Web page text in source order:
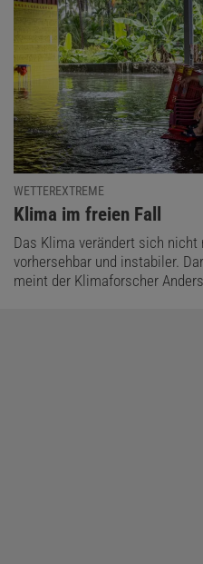
WETTEREXTREME
:
Klima im freien Fall
Das Klima verändert sich
vorhersehbar und instabiler.
meint der Klimaforscher